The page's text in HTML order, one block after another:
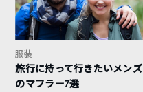
服装
旅行に持って行きたいメンズ
のマフラー7選